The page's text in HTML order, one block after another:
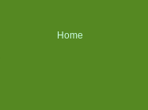
Home